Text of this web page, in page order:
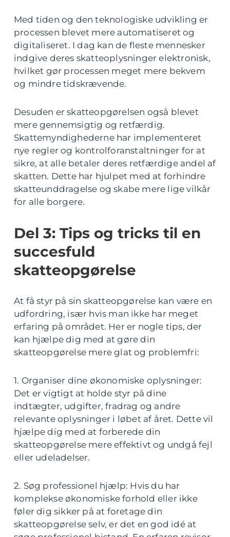
Med tiden og den teknologiske udvikling er
processen blevet mere automatiseret og
digitaliseret. I dag kan de fleste mennesker
indgive deres skatteoplysninger elektronisk,
hvilket gør processen meget mere bekvem
og mindre tidskrævende.
Desuden er skatteopgørelsen også blevet
mere gennemsigtig og retfærdig.
Skattemyndighederne har implementeret
nye regler og kontrolforanstaltninger for at
sikre, at alle betaler deres retfærdige andel af
skatten. Dette har hjulpet med at forhindre
skatteunddragelse og skabe mere lige vilkår
for alle borgere.
Del 3: Tips og tricks til en
succesfuld
skatteopgørelse
At få styr på sin skatteopgørelse kan være en
udfordring, især hvis man ikke har meget
erfaring på området. Her er nogle tips, der
kan hjælpe dig med at gøre din
skatteopgørelse mere glat og problemfri:
1. Organiser dine økonomiske oplysninger:
Det er vigtigt at holde styr på dine
indtægter, udgifter, fradrag og andre
relevante oplysninger i løbet af året. Dette vil
hjælpe dig med at forberede din
skatteopgørelse mere effektivt og undgå fejl
eller udeladelser.
2. Søg professionel hjælp: Hvis du har
komplekse økonomiske forhold eller ikke
føler dig sikker på at foretage din
skatteopgørelse selv, er det en god idé at